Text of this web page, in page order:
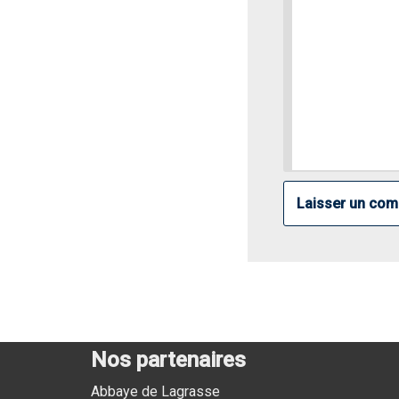
Nos partenaires
Abbaye de Lagrasse